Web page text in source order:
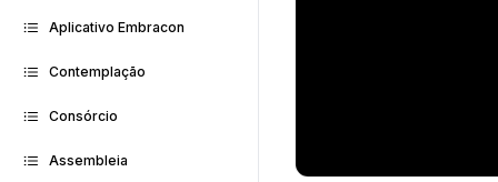
Aplicativo Embracon
Contemplação
Consórcio
Assembleia